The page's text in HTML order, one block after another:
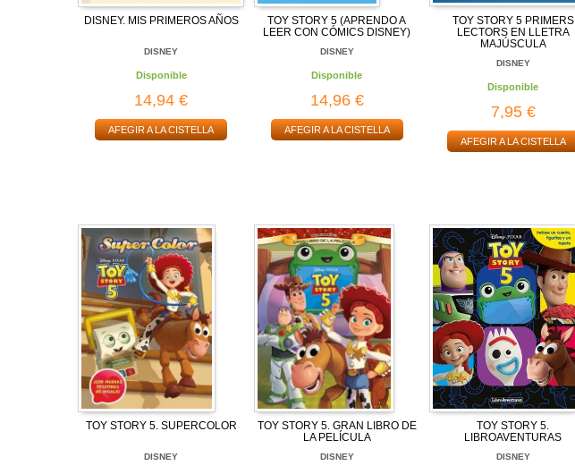
DISNEY. MIS PRIMEROS AÑOS
DISNEY
Disponible
14,94 €
AFEGIR A LA CISTELLA
TOY STORY 5 (APRENDO A
LEER CON CÓMICS DISNEY)
DISNEY
Disponible
14,96 €
AFEGIR A LA CISTELLA
TOY STORY 5 PRIMERS
LECTORS EN LLETRA
MAJÚSCULA
DISNEY
Disponible
7,95 €
AFEGIR A LA CISTELLA
TOY STORY 5. SUPERCOLOR
DISNEY
TOY STORY 5. GRAN LIBRO DE
LA PELÍCULA
DISNEY
TOY STORY 5.
LIBROAVENTURAS
DISNEY